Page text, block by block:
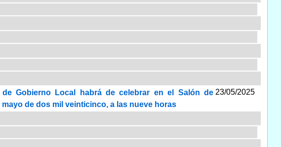
Gobierno Local habrá de celebrar en el Salón de
de dos mil veinticinco, a las nueve horas
23/05/2025